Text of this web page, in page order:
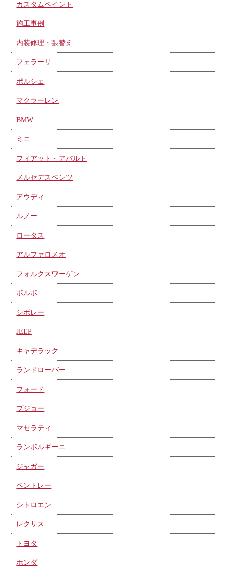
カスタムペイント
施工事例
内装修理・張替え
フェラーリ
ポルシェ
マクラーレン
BMW
ミニ
フィアット・アバルト
メルセデスベンツ
アウディ
ルノー
ロータス
アルファロメオ
フォルクスワーゲン
ボルボ
シボレー
JEEP
キャデラック
ランドローバー
フォード
プジョー
マセラティ
ランボルギーニ
ジャガー
ベントレー
シトロエン
レクサス
トヨタ
ホンダ